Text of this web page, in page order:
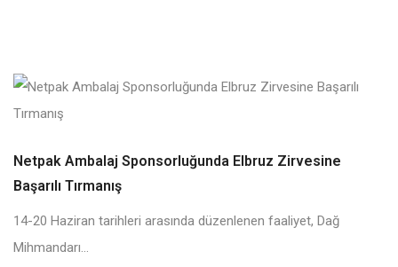
Netpak Ambalaj Sponsorluğunda Elbruz Zirvesine
Başarılı Tırmanış
14-20 Haziran tarihleri arasında düzenlenen faaliyet, Dağ
Mihmandarı...